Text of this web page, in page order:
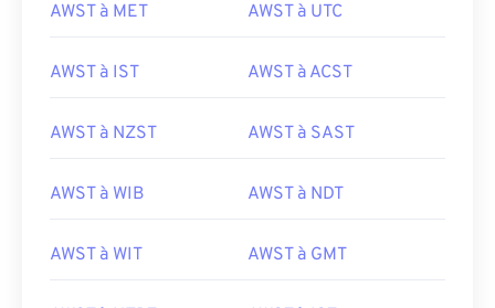
AWST à MET AWST à UTC
AWST à IST AWST à ACST
AWST à NZST AWST à SAST
AWST à WIB AWST à NDT
AWST à WIT AWST à GMT